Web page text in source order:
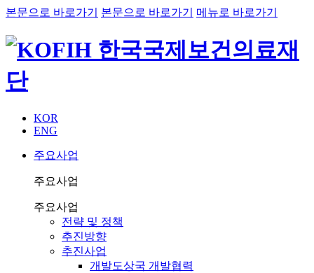
본문으로 바로가기 본문으로 바로가기 메뉴로 바로가기
KOR
ENG
주요사업
주요사업
주요사업
전략 및 정책
추진방향
추진사업
개발도상국 개발협력